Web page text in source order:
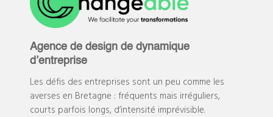
Agence de design de dynamique
d’entreprise
Les défis des entreprises sont un peu comme les
averses en Bretagne : fréquents mais irréguliers,
courts parfois longs, d’intensité imprévisible.